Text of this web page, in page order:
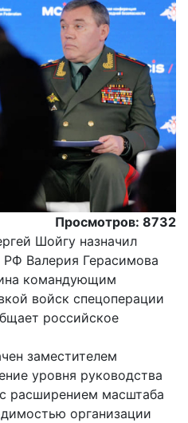
Просмотров: 8732
Шойгу назначил
РФ Валерия Герасимова
командующим
войск спецоперации
российское
заместителем
уровня руководства
расширением масштаба
организации